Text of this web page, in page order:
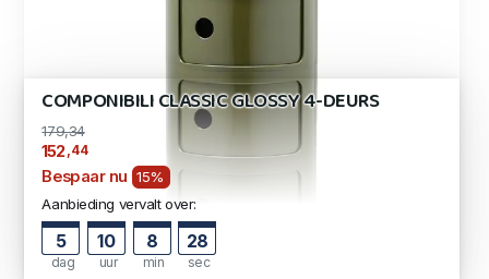
COMPONIBILI CLASSIC GLOSSY 4-DEURS
179,34
152 ,44
Bespaar nu 15%
Aanbieding vervalt over:
5
dag
10
uur
8
min
27
sec